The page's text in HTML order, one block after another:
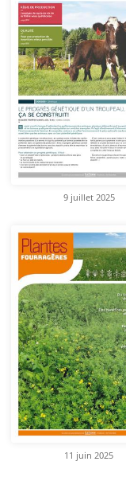
9 juillet 2025
11 juin 2025